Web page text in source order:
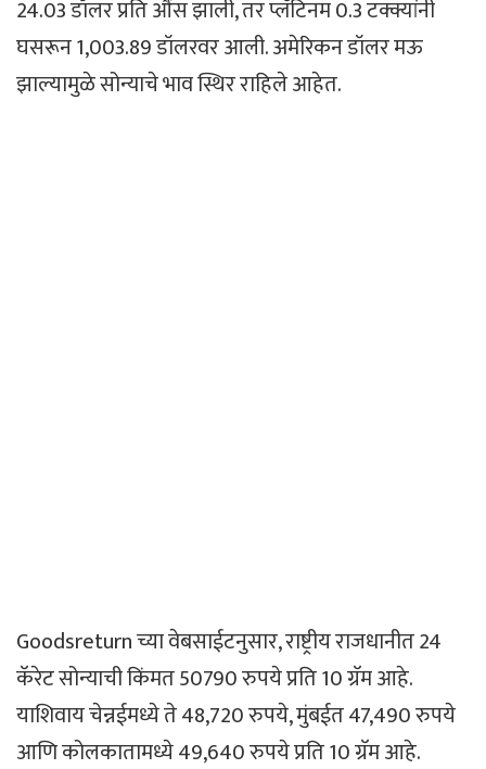
24.03 डॉलर प्रति औंस झाली, तर प्लॅटिनम 0.3 टक्क्यांनी
घसरून 1,003.89 डॉलरवर आली. अमेरिकन डॉलर मऊ
झाल्यामुळे सोन्याचे भाव स्थिर राहिले आहेत.
Goodsreturn च्या वेबसाईटनुसार, राष्ट्रीय राजधानीत 24
कॅरेट सोन्याची किंमत 50790 रुपये प्रति 10 ग्रॅम आहे.
याशिवाय चेन्नईमध्ये ते 48,720 रुपये, मुंबईत 47,490 रुपये
आणि कोलकातामध्ये 49,640 रुपये प्रति 10 ग्रॅम आहे.